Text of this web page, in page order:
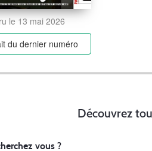
le 13 mai 2026
du dernier numéro
Découvrez
vous ?